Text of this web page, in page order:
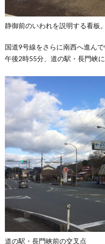
静御前のいわれを説明する看板
国道9号線をさらに南西へ進んで
午後2時55分、道の駅・長門峡に
道の駅・長門峡前の交叉点